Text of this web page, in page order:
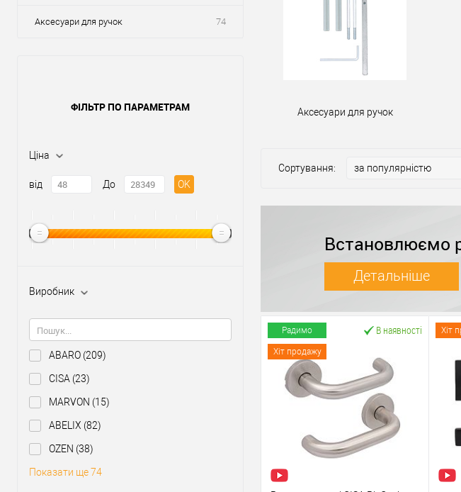
Аксесуари для ручок 74
ФІЛЬТР ПО ПАРАМЕТРАМ
Ціна
від До OK
Виробник
ABARO (209)
CISA (23)
MARVON (15)
ABELIX (82)
OZEN (38)
Показати ще 74
Аксесуари для ручок
Сортування:
Встановлюємо
Детальніше
Радимо
Хіт продажу
В наявності Хіт